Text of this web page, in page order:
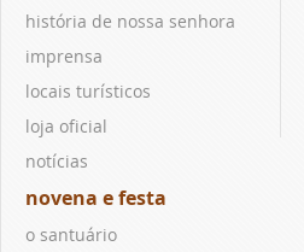
história de nossa senhora
imprensa
locais turísticos
loja oficial
notícias
novena e festa
o santuário